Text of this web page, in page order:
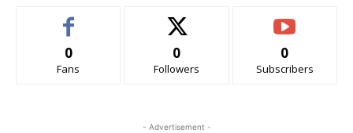
0
Fans
0
Followers
0
Subscribers
- Advertisement -